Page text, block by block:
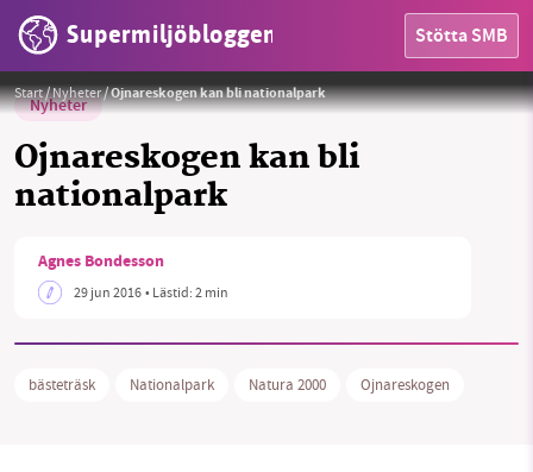
Supermiljöbloggen Stötta SMB
OMRÅDEN
MILJÖFAKTA
Start/Nyheter/Ojnareskogen kan bli nationalpark
Nyheter
Ojnareskogen kan bli
nationalpark
Karin Brodowsky/ Commons wikipedia
Agnes Bondesson
29 jun 2016• Lästid:2 min
bästeträsk Nationalpark Natura 2000 Ojnareskogen